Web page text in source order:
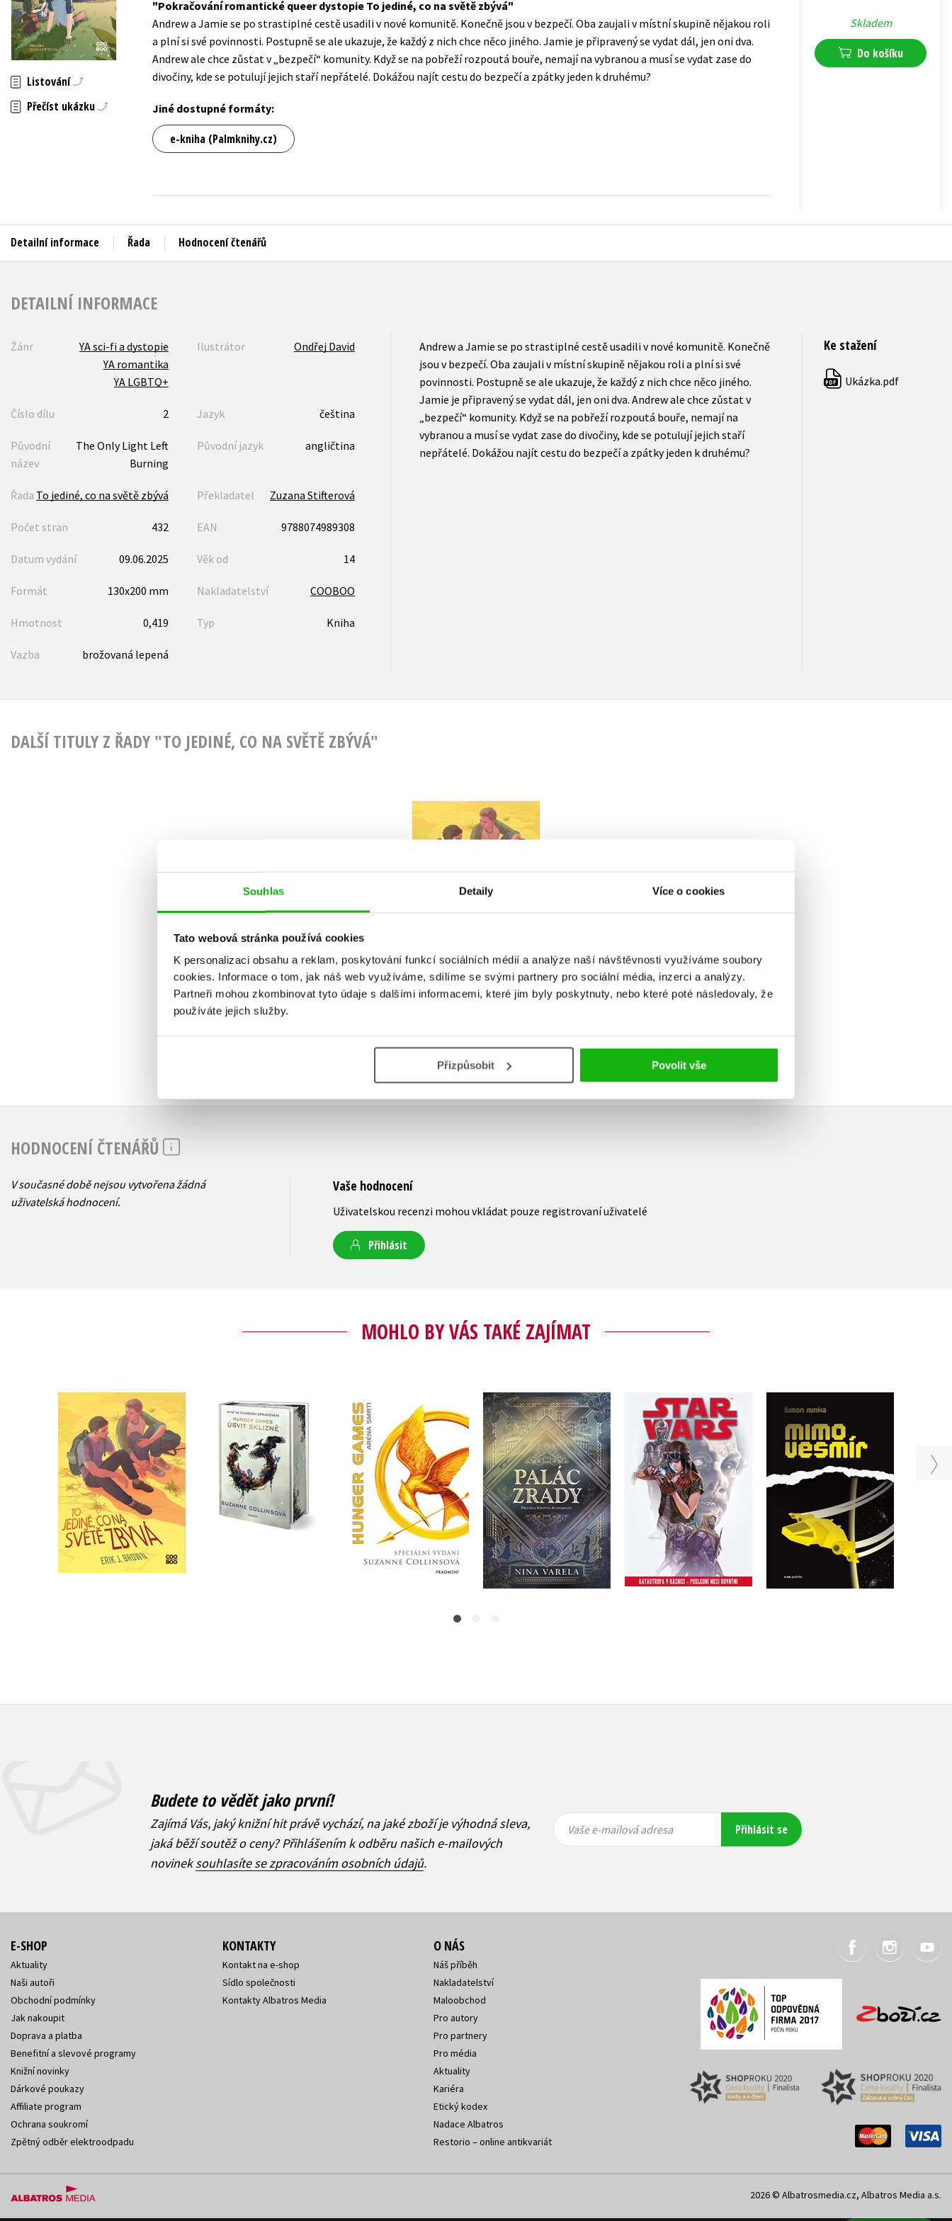
Souhlas Detaily Více o cookies
Tato webová stránka používá cookies
K personalizaci obsahu a reklam, poskytování funkcí sociálních médií a analýze naší návštěvnosti využíváme soubory
cookies. Informace o tom, jak náš web využíváme, sdílíme se svými partnery pro sociální média, inzerci a analýzy.
Partneři mohou zkombinovat tyto údaje s dalšími informacemi, které jim byly poskytnuty, nebo které poté následovaly, že
používáte jejich služby.
Přizpůsobit Povolit vše
Auto - moto
Beletrie pro děti
Beletrie pro dospělé
Byznys a ekonomie
Jazyky
Kalendáře
Kariéra a osobní rozvoj
Komiks
Populárně - naučná pro dospělé
Populárně - naučné pro děti
Předškoláci
Příroda a zahrada
Young adult (SK)
Zahraniční literatura
Zdraví a životní styl
Listování
Přečíst ukázku
Pokračování romantické queer dystopie To jediné, co na světě zbývá
Andrew a Jamie se po strastiplné cestě usadili v nové komunitě. Konečně jsou v bezpečí. Oba zaujali v místní skupině nějakou roli
a plní si své povinnosti. Postupně se ale ukazuje, že každý z nich chce něco jiného. Jamie je připravený se vydat dál, jen oni dva.
Andrew ale chce zůstat v „bezpečí“ komunity. Když se na pobřeží rozpoutá bouře, nemají na vybranou a musí se vydat zase do
divočiny, kde se potulují jejich staří nepřátelé. Dokážou najít cestu do bezpečí a zpátky jeden k druhému?
Jiné dostupné formáty:
e-kniha (Palmknihy.cz)
Skladem
Do košíku
Detailní informace Řada Hodnocení čtenářů
DETAILNÍ INFORMACE
Žánr
YA sci-fi a dystopie
YA romantika
YA LGBTQ+
Ilustrátor Ondřej David
Číslo dílu 2 Jazyk čeština
Původní
název
The Only Light Left
Burning
Původní jazyk angličtina
Řada To jediné, co na světě zbývá Překladatel Zuzana Stifterová
Počet stran 432 EAN 9788074989308
Datum vydání 09.06.2025 Věk od 14
Formát 130x200 mm Nakladatelství COOBOO
Hmotnost 0,419 Typ Kniha
Vazba brožovaná lepená
Andrew a Jamie se po strastiplné cestě usadili v nové komunitě. Konečně
jsou v bezpečí. Oba zaujali v místní skupině nějakou roli a plní si své
povinnosti. Postupně se ale ukazuje, že každý z nich chce něco jiného.
Jamie je připravený se vydat dál, jen oni dva. Andrew ale chce zůstat v
„bezpečí“ komunity. Když se na pobřeží rozpoutá bouře, nemají na
vybranou a musí se vydat zase do divočiny, kde se potulují jejich staří
nepřátelé. Dokážou najít cestu do bezpečí a zpátky jeden k druhému?
Ke stažení
PDF Ukázka.pdf
DALŠÍ TITULY Z ŘADY "TO JEDINÉ, CO NA SVĚTĚ ZBÝVÁ"
To jediné, co na světě
zbývá
399 Kč
319 Kč
HODNOCENÍ ČTENÁŘŮ
V současné době nejsou vytvořena žádná
uživatelská hodnocení.
Vaše hodnocení
Uživatelskou recenzi mohou vkládat pouze registrovaní uživatelé
Přihlásit
MOHLO BY VÁS TAKÉ ZAJÍMAT
To jediné, co na světě
zbývá
Erik J. Brown
Do košíku
399 Kč
319 Kč
Úsvit sklizně (filmové
vydání)
Suzanne Collinsová
HUNGER GAMES -
Aréna smrti (speciální
vydání)
Suzanne Collinsová
Do košíku
449 Kč
359 Kč
Palác zrady
Nina Varela
Do košíku
469 Kč
375 Kč
Star Wars – Katastrofa
v káznici – Poslední
mezi rovnými
Kolektiv
Do košíku
699 Kč
559 Kč
Mimo vesmír
Šimon Minka
Do košíku
379 Kč
303 Kč
Budete to vědět jako první!
Zajímá Vás, jaký knižní hit právě vychází, na jaké zboží je výhodná sleva,
jaká běží soutěž o ceny? Přihlášením k odběru našich e-mailových
novineksouhlasíte se zpracováním osobních údajů.
mailová
mailová
Vaše e-mailová adresa Přihlásit se
E-SHOP
Aktuality
Naši autoři
Obchodní podmínky
Jak nakoupit
Doprava a platba
Benefitní a slevové programy
Knižní novinky
Dárkové poukazy
Affiliate program
Ochrana soukromí
Zpětný odběr elektroodpadu
KONTAKTY
Kontakt na e-shop
Sídlo společnosti
Kontakty Albatros Media
O NÁS
Náš příběh
Nakladatelství
Maloobchod
Pro autory
Pro partnery
Pro média
Aktuality
Kariéra
Etický kodex
Nadace Albatros
Restorio – online antikvariát
2026 © Albatrosmedia.cz, Albatros Media a.s.